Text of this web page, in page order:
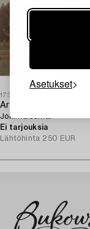
Asetukset
1730935
Arthur Heickell
Jokimaisema.
Ei tarjouksia
Lähtöhinta 250 EUR